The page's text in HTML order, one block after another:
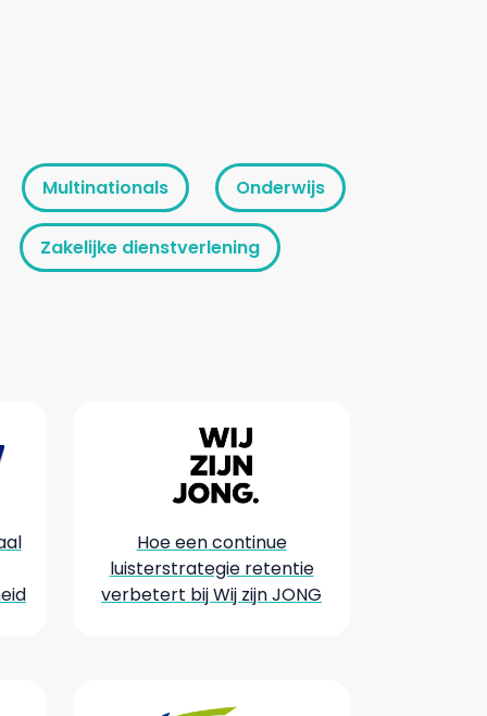
Multinationals Onderwijs
Zakelijke dienstverlening
Hoe een continue
luisterstrategie retentie
verbetert bij Wij zijn JONG